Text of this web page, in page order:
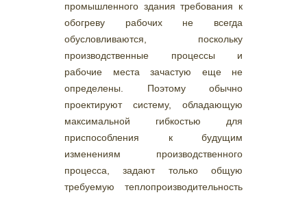
промышленного здания требования к
обогреву рабочих не всегда
обусловливаются, поскольку
производственные процессы и
рабочие места зачастую еще не
определены. Поэтому обычно
проектируют систему, обладающую
максимальной гибкостью для
приспособления к будущим
изменениям производственного
процесса, задают только общую
требуемую теплопроизводительность